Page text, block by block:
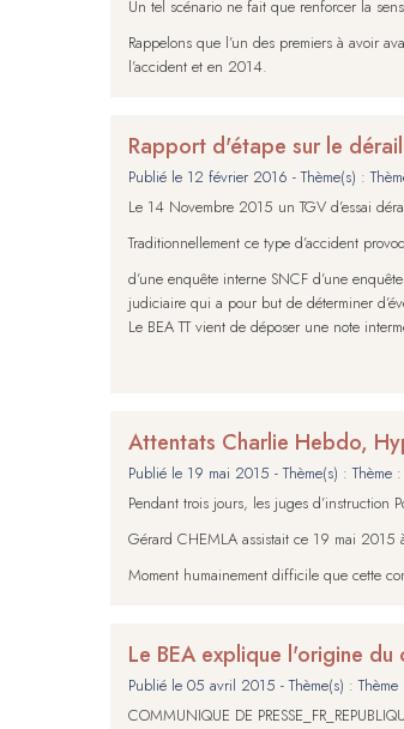
Un tel scénario ne fait que renforcer la
Rappelons que l’un des premiers à avoir
l’accident et en 2014.
Rapport d'étape sur le
Publié le 12 février 2016 - Thème(s) :
Le 14 Novembre 2015 un TGV d’essai
Traditionnellement ce type d’accident
d’une enquête interne SNCF d’une
judiciaire qui a pour but de déterminer
Le BEA TT vient de déposer une note
Attentats Charlie Hebdo,
Publié le 19 mai 2015 - Thème(s) : Thème :
Pendant trois jours, les juges d’instruction
Gérard CHEMLA assistait ce 19 mai 2015
Moment humainement difficile que cette
Le BEA explique l'origine
Publié le 05 avril 2015 - Thème(s) : Thème
COMMUNIQUE DE